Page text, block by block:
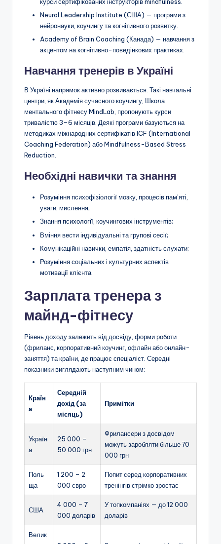
Neural Leadership Institute (США) — програми з
нейронауки, коучингу та когнітивного розвитку.
Academy of Brain Coaching (Канада) — навчання з
акцентом на когнітивно-поведінкових практиках.
Навчання тренерів в Україні
В Україні напрямок активно розвивається. Такі навчальні
центри, як Академія сучасного коучингу, Школа
ментального фітнесу MindLab, пропонують курси
тривалістю 3–6 місяців. Деякі програми базуються на
методиках міжнародних сертифікатів ICF (International
Coaching Federation) або Mindfulness-Based Stress
Reduction.
Необхідні навички та знання
Розуміння психофізіології мозку, процесів пам’яті,
уваги, мислення;
Знання психології, коучингових інструментів;
Вміння вести індивідуальні та групові сесії;
Комунікаційні навички, емпатія, здатність слухати;
Розуміння соціальних і культурних аспектів
мотивації клієнта.
Зарплата тренера з
майнд-фітнесу
Рівень доходу залежить від досвіду, форми роботи
(фриланс, корпоративний коучинг, офлайн або онлайн-
заняття) та країни, де працює спеціаліст. Середні
показники виглядають наступним чином:
Країн
а
Середній
дохід (за
місяць)
Примітки
Україн
а
25 000 –
50 000 грн
Фрилансери з досвідом
можуть заробляти більше 70
000 грн
Поль
ща
1 200 – 2
000 євро
Попит серед корпоративних
тренінгів стрімко зростає
США
4 000 – 7
000 доларів
У топкомпаніях — до 12 000
доларів
Велик